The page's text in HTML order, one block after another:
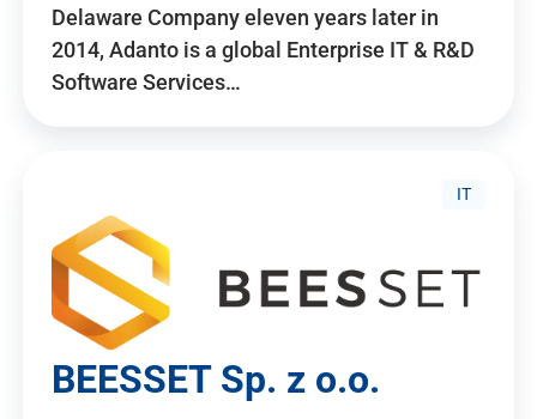
Delaware Company eleven years later in
2014, Adanto is a global Enterprise IT & R&D
Software Services…
IT
BEESSET Sp. z o.o.